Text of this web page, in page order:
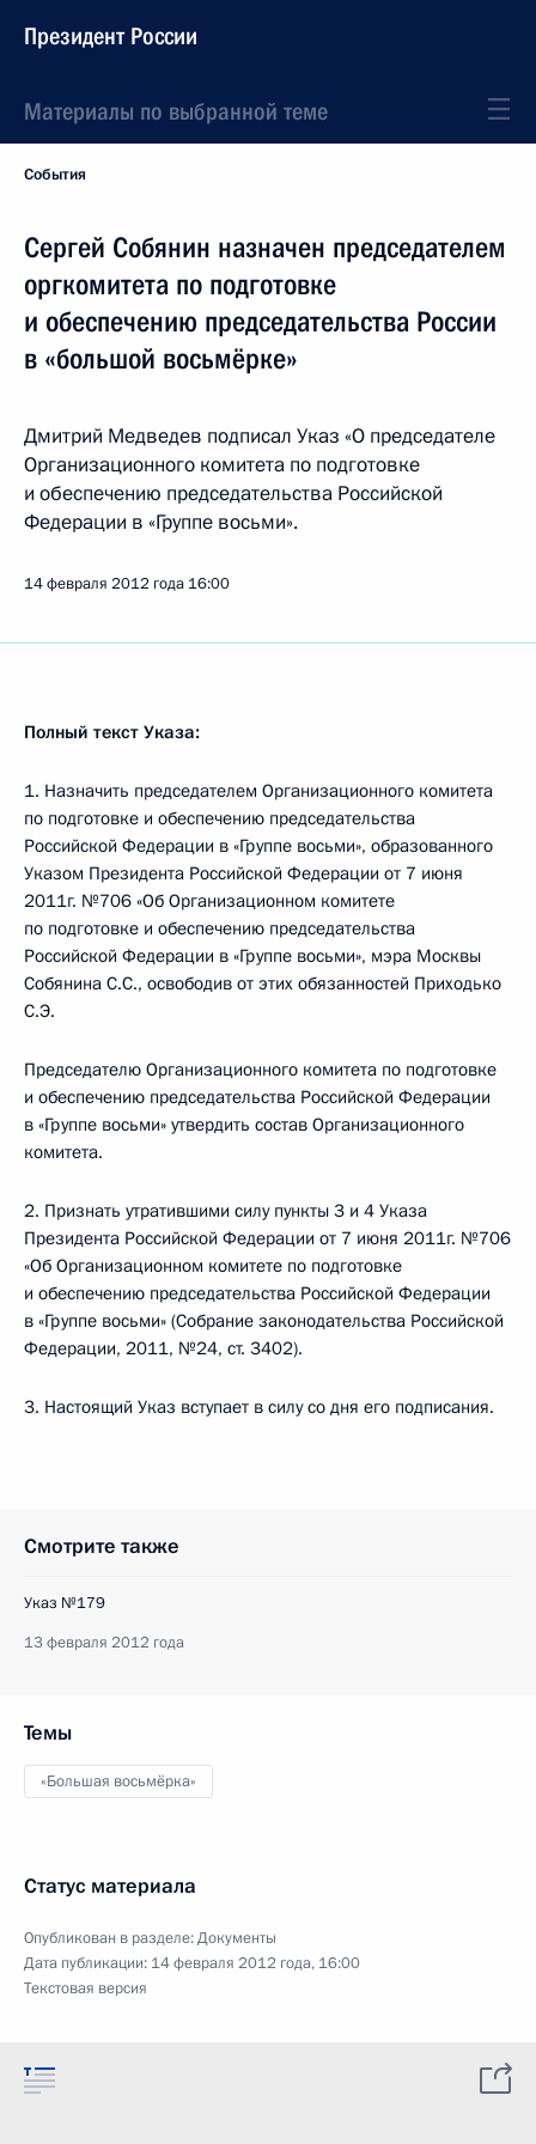
Президент России
Материалы по выбранной теме
События
Сергей Собянин назначен председателем
оргкомитета по подготовке
и обеспечению председательства России
в «большой восьмёрке»
Дмитрий Медведев подписал Указ «О председателе
Организационного комитета по подготовке
и обеспечению председательства Российской
Федерации в «Группе восьми».
14 февраля 2012 года 16:00
Полный текст Указа:
1. Назначить председателем Организационного комитета
по подготовке и обеспечению председательства
Российской Федерации в «Группе восьми», образованного
Указом Президента Российской Федерации от 7 июня
2011г. №706 «Об Организационном комитете
по подготовке и обеспечению председательства
Российской Федерации в «Группе восьми», мэра Москвы
Собянина С.С., освободив от этих обязанностей Приходько
С.Э.
Председателю Организационного комитета по подготовке
и обеспечению председательства Российской Федерации
в «Группе восьми» утвердить состав Организационного
комитета.
2. Признать утратившими силу пункты 3 и 4 Указа
Президента Российской Федерации от 7 июня 2011г. №706
«Об Организационном комитете по подготовке
и обеспечению председательства Российской Федерации
в «Группе восьми» (Собрание законодательства Российской
Федерации, 2011, №24, ст. 3402).
3. Настоящий Указ вступает в силу со дня его подписания.
Смотрите также
Указ №179
13 февраля 2012 года
Темы
«Большая восьмёрка»
Статус материала
Опубликован в разделе:Документы
Дата публикации: 14 февраля 2012 года, 16:00
Текстовая версия